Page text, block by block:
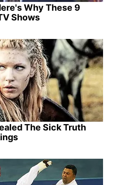
Why These 9
Shows
The Sick Truth